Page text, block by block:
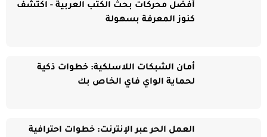
أفضل محركات بحث الكتب العربية - اكتشف
كنوز المعرفة بسهولة
أمان الشبكات اللاسلكية: خطوات ذكية
لحماية الواي فاي الخاص بك
العمل الحر عبر الإنترنت: خطوات احترافية